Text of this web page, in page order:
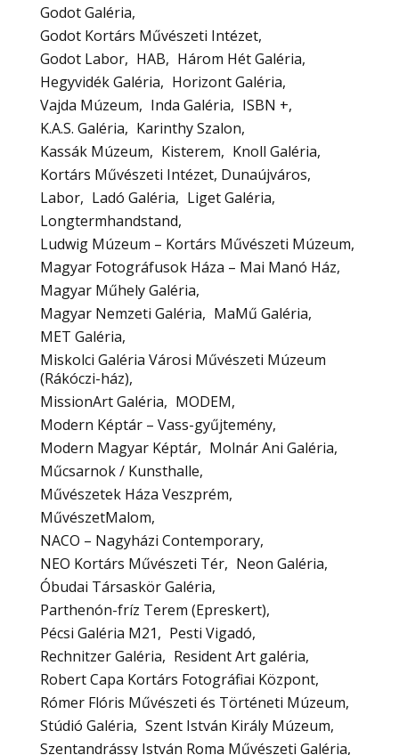
Godot Galéria
Godot Kortárs Művészeti Intézet
Godot Labor
HAB
Három Hét Galéria
Hegyvidék Galéria
Horizont Galéria
Vajda Múzeum
Inda Galéria
ISBN +
K.A.S. Galéria
Karinthy Szalon
Kassák Múzeum
Kisterem
Knoll Galéria
Kortárs Művészeti Intézet, Dunaújváros
Labor
Ladó Galéria
Liget Galéria
Longtermhandstand
Ludwig Múzeum – Kortárs Művészeti Múzeum
Magyar Fotográfusok Háza – Mai Manó Ház
Magyar Műhely Galéria
Magyar Nemzeti Galéria
MaMű Galéria
MET Galéria
Miskolci Galéria Városi Művészeti Múzeum
(Rákóczi-ház)
MissionArt Galéria
MODEM
Modern Képtár – Vass-gyűjtemény
Modern Magyar Képtár
Molnár Ani Galéria
Műcsarnok / Kunsthalle
Művészetek Háza Veszprém
MűvészetMalom
NACO – Nagyházi Contemporary
NEO Kortárs Művészeti Tér
Neon Galéria
Óbudai Társaskör Galéria
Parthenón-fríz Terem (Epreskert)
Pécsi Galéria M21
Pesti Vigadó
Rechnitzer Galéria
Resident Art galéria
Robert Capa Kortárs Fotográfiai Központ
Rómer Flóris Művészeti és Történeti Múzeum
Stúdió Galéria
Szent István Király Múzeum
Szentandrássy István Roma Művészeti Galéria